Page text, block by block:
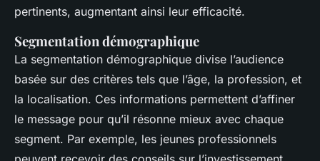
pertinents, augmentant ainsi leur efficacité.
Segmentation démographique
La segmentation démographique divise l’audience
basée sur des critères tels que l’âge, la profession, et
la localisation. Ces informations permettent d’affiner
le message pour qu’il résonne mieux avec chaque
segment. Par exemple, les jeunes professionnels